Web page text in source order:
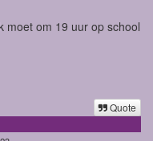
moet om 19 uur op school
Quote